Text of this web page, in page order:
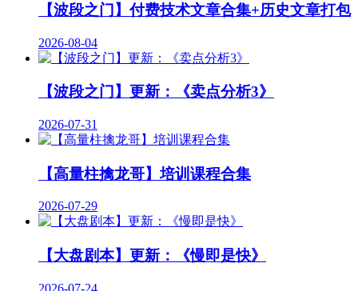
【波段之门】付费技术文章合集+历史文章打包
2026-08-04
【波段之门】更新：《卖点分析3》
2026-07-31
【高量柱擒龙哥】培训课程合集
2026-07-29
【大盘剧本】更新：《慢即是快》
2026-07-24